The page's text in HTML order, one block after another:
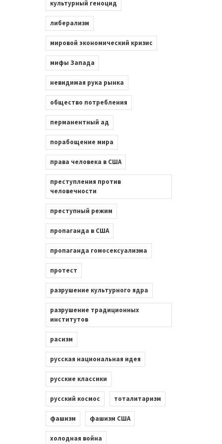
культурный геноцид
либерализм
мировой экономический кризис
мифы Запада
невидимая рука рынка
общество потребления
перманентный ад
порабощение мира
права человека в США
преступления против
человечности
преступный режим
пропаганда в США
пропаганда гомосексуализма
протест
разрушение культурного ядра
разрушение традиционных
институтов
расизм
русская национальная идея
русские классики
русский космос тоталитаризм
фашизм фашизм США
холодная война